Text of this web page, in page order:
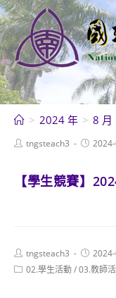
跳
轉
至
主
要
內
> 2024 年 > 8 月
Posttngsteach3
Post
【學生競賽】
Post
author:
tngsteach3
Post
Post02.學生活動/03.教師